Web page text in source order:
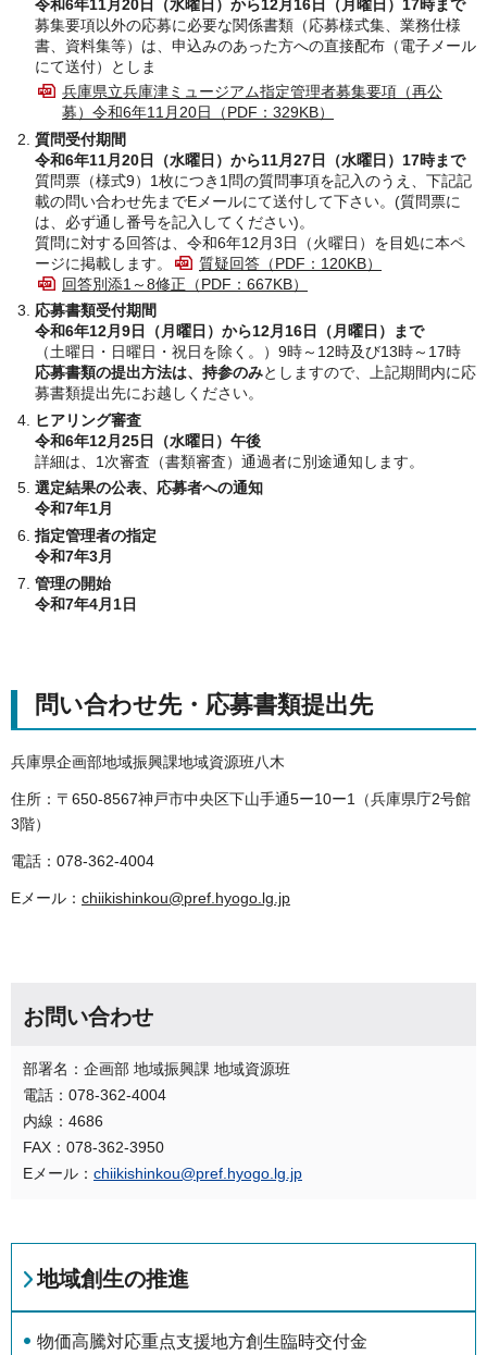
令和6年11月20日（水曜日）から12月16日（月曜日）17時まで
募集要項以外の応募に必要な関係書類（応募様式集、業務仕様
書、資料集等）は、申込みのあった方への直接配布（電子メール
にて送付）としま
兵庫県立兵庫津ミュージアム指定管理者募集要項（再公
募）令和6年11月20日（PDF：329KB）
質問受付期間
令和6年11月20日（水曜日）から11月27日（水曜日）17時まで
質問票（様式9）1枚につき1問の質問事項を記入のうえ、下記記
載の問い合わせ先までEメールにて送付して下さい。(質問票に
は、必ず通し番号を記入してください)。
質問に対する回答は、令和6年12月3日（火曜日）を目処に本ペ
ージに掲載します。
質疑回答（PDF：120KB）
回答別添1～8修正（PDF：667KB）
応募書類受付期間
令和6年12月9日（月曜日）から12月16日（月曜日）まで
（土曜日・日曜日・祝日を除く。）9時～12時及び13時～17時
応募書類の提出方法は、持参のみとしますので、上記期間内に応
募書類提出先にお越しください。
ヒアリング審査
令和6年12月25日（水曜日）午後
詳細は、1次審査（書類審査）通過者に別途通知します。
選定結果の公表、応募者への通知
令和7年1月
指定管理者の指定
令和7年3月
管理の開始
令和7年4月1日
問い合わせ先・応募書類提出先
兵庫県企画部地域振興課地域資源班八木
住所：〒650-8567神戸市中央区下山手通5ー10ー1（兵庫県庁2号館
3階）
電話：078-362-4004
Eメール： chiikishinkou@pref.hyogo.lg.jp
お問い合わせ
部署名：企画部 地域振興課 地域資源班
電話：078-362-4004
内線：4686
FAX：078-362-3950
Eメール： chiikishinkou@pref.hyogo.lg.jp
地域創生の推進
物価高騰対応重点支援地方創生臨時交付金